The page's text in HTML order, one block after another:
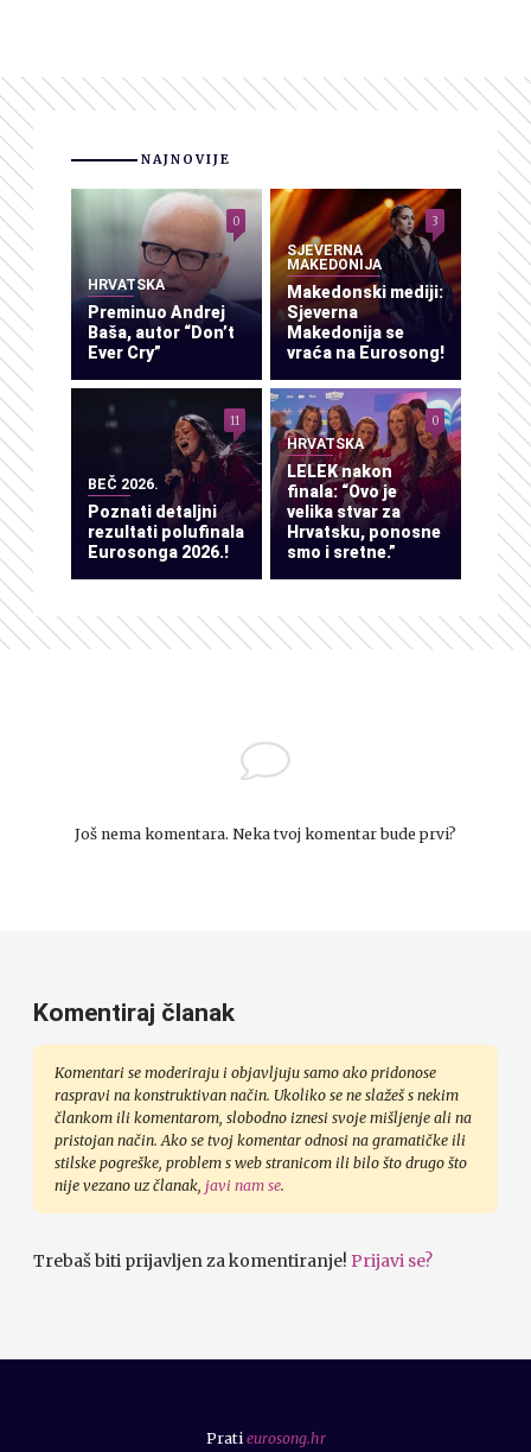
NAJNOVIJE
HRVATSKA
Preminuo Andrej
Baša, autor “Don’t
Ever Cry”
0
SJEVERNA
MAKEDONIJA
Makedonski mediji:
Sjeverna
Makedonija se
vraća na Eurosong!
3
BEČ 2026.
Poznati detaljni
rezultati polufinala
Eurosonga 2026.!
11
HRVATSKA
LELEK nakon
finala: “Ovo je
velika stvar za
Hrvatsku, ponosne
smo i sretne.”
0
Još nema komentara. Neka tvoj komentar bude prvi?
Komentiraj članak
Komentari se moderiraju i objavljuju samo ako pridonose
raspravi na konstruktivan način. Ukoliko se ne slažeš s nekim
člankom ili komentarom, slobodno iznesi svoje mišljenje ali na
pristojan način. Ako se tvoj komentar odnosi na gramatičke ili
stilske pogreške, problem s web stranicom ili bilo što drugo što
nije vezano uz članak, javi nam se.
Trebaš biti prijavljen za komentiranje! Prijavi se?
Prati eurosong.hr